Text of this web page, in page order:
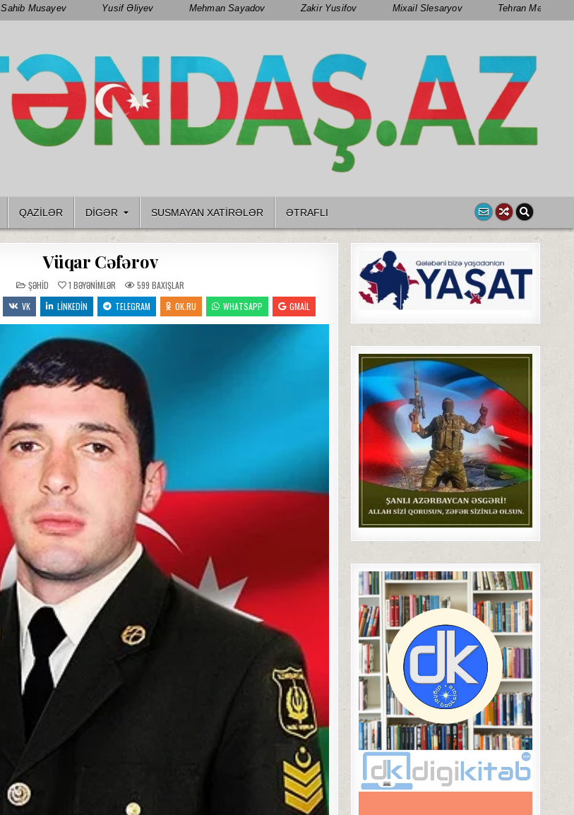
Sahib Musayev Yusif Əliyev Mehman Sayadov Zakir Yusifov Mixail Slesaryov Tehran Mənsimov
QAZILƏR DIGƏR SUSMAYAN XATİRƏLƏR ƏTRAFLI
Vüqar Cəfərov
POSTED
IN
ŞƏHID 1 BƏYƏNIMLƏR 599 BAXIŞLAR
VK LINKEDIN TELEGRAM OK.RU WHATSAPP GMAIL